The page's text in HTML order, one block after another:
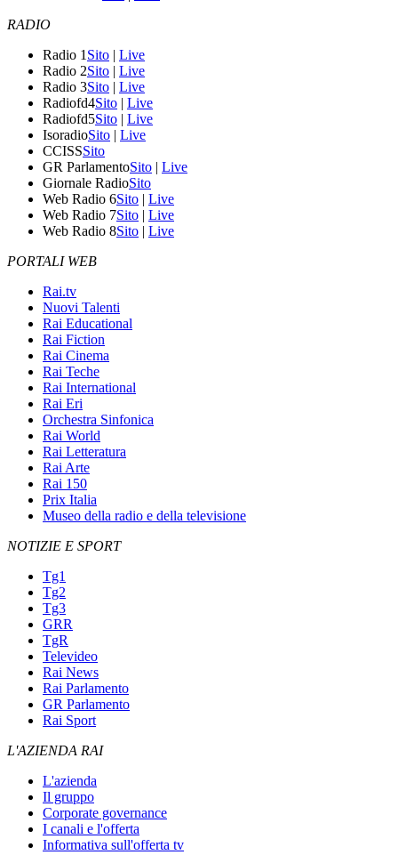
RADIO
Radio 1 Sito | Live
Radio 2Sito | Live
Radio 3Sito | Live
Radiofd4Sito | Live
Radiofd5Sito | Live
IsoradioSito | Live
CCISSSito
GR ParlamentoSito | Live
Giornale RadioSito
Web Radio 6Sito | Live
Web Radio 7Sito | Live
Web Radio 8Sito | Live
PORTALI WEB
Rai.tv
Nuovi Talenti
Rai Educational
Rai Fiction
Rai Cinema
Rai Teche
Rai International
Rai Eri
Orchestra Sinfonica
Rai World
Rai Letteratura
Rai Arte
Rai 150
Prix Italia
Museo della radio e della televisione
NOTIZIE E SPORT
Tg1
Tg2
Tg3
GRR
TgR
Televideo
Rai News
Rai Parlamento
GR Parlamento
Rai Sport
L'AZIENDA RAI
L'azienda
Il gruppo
Corporate governance
I canali e l'offerta
Informativa sull'offerta tv